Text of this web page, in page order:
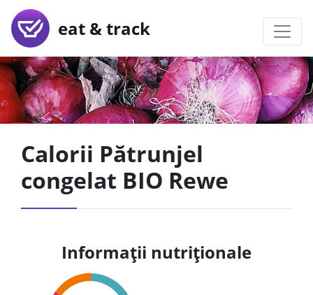
eat & track
Calorii Pătrunjel
congelat BIO Rewe
Informații nutriționale